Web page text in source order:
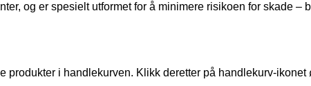
og er spesielt utformet for å minimere risikoen for skade –
i handlekurven. Klikk deretter på handlekurv-